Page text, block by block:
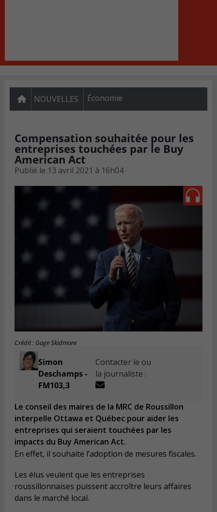
NOUVELLES Économie
Compensation souhaitée pour les
entreprises touchées par le Buy
American Act
Publié le 13 avril 2021 à 16h04
Crédit : Gage Skidmore
Simon
Deschamps -
FM103,3
Contacter le ou
la journaliste :
Le conseil des maires de la MRC de Roussillon
interpelle Ottawa et Québec pour aider les
entreprises qui seraient touchées par les
impacts du Buy American Act.
En effet, il souhaite l’adoption de mesures fiscales.
Les élus veulent que les entreprises
roussillonnaises puissent accroître leurs affaires
dans le marché local.